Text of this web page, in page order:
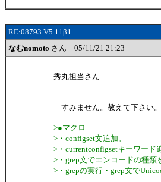
RE:08793 V5.11β1
なむnomoto さん 05/11/21 21:23
秀丸担当さん
なむ
すみません。教えて下さい。
>●マクロ
>・configset文追加。
>・currentconfigsetキーワード
>・grep文でエンコードの種類
>・grepの実行・grep文で